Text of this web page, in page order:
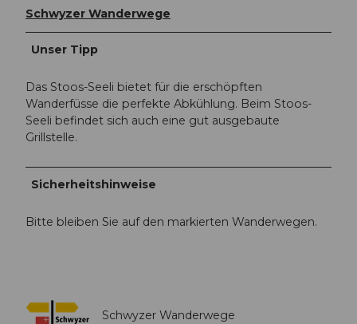
Schwyzer Wanderwege
Unser Tipp
Das Stoos-Seeli bietet für die erschöpften
Wanderfüsse die perfekte Abkühlung. Beim Stoos-
Seeli befindet sich auch eine gut ausgebaute
Grillstelle.
Sicherheitshinweise
Bitte bleiben Sie auf den markierten Wanderwegen.
Schwyzer Wanderwege